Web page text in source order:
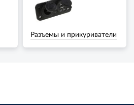
Разъемы и прикуриватели